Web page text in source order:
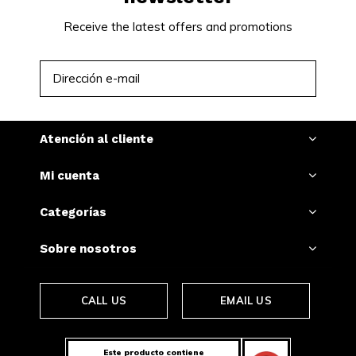
Receive the latest offers and promotions
Atención al cliente
Mi cuenta
Categorías
Sobre nosotros
CALL US EMAIL US
Este producto contiene